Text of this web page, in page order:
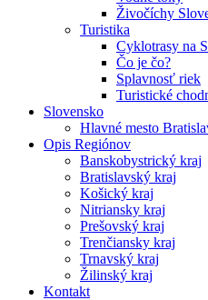
Živočíchy
Turistika
Cyklotrasy na
Čo je čo?
Splavnosť riek
Turistické
Slovensko
Hlavné mesto
Opis Regiónov
Banskobystrický kraj
Bratislavský kraj
Košický kraj
Nitriansky kraj
Prešovský kraj
Trenčiansky kraj
Trnavský kraj
Žilinský kraj
Kontakt